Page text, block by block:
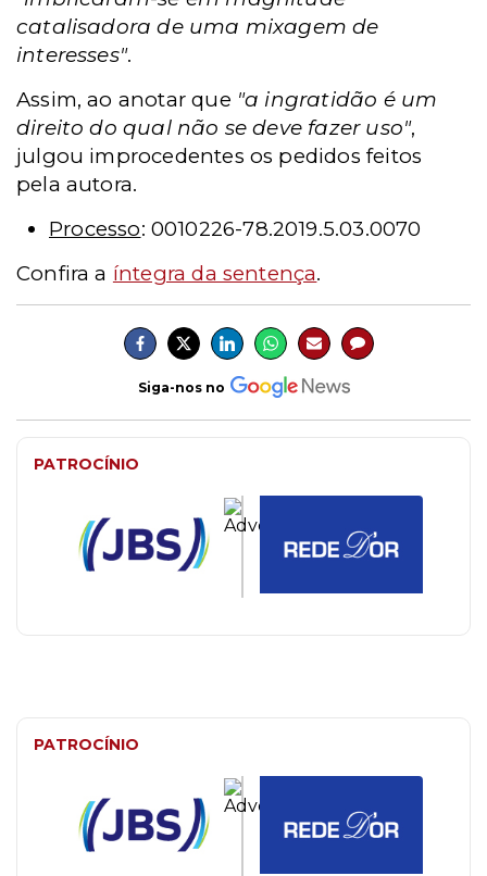
catalisadora de uma mixagem de
interesses".
Assim, ao anotar que "a ingratidão é um
direito do qual não se deve fazer uso",
julgou improcedentes os pedidos feitos
pela autora.
Processo: 0010226-78.2019.5.03.0070
Confira a íntegra da sentença.
Siga-nos no
PATROCÍNIO
PATROCÍNIO